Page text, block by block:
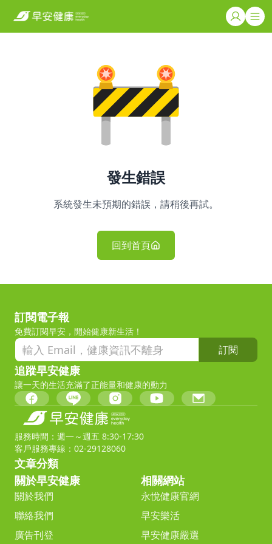
發生錯誤
系統發生未預期的錯誤，請稍後再試。
回到首頁
訂閱電子報
免費訂閱早安，開始健康新生活！
訂閱
追蹤早安健康
讓一天的生活充滿了正能量和健康的動力
服務時間：週一～週五 8:30-17:30
客戶服務專線：02-29128060
文章分類
關於早安健康
關於我們
聯絡我們
廣告刊登
相關網站
永悅健康官網
早安樂活
早安健康嚴選